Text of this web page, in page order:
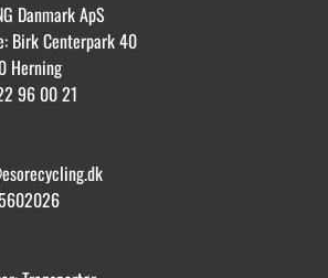
Danmark ApS
Birk Centerpark 40
Herning
96 00 21